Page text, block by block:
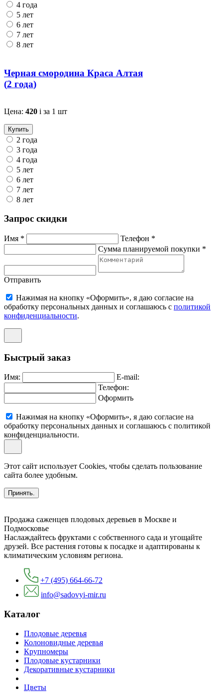
4 года
5 лет
6 лет
7 лет
8 лет
Черная смородина Краса Алтая
(2 года)
Цена: 420 i за 1 шт
Купить
2 года
3 года
4 года
5 лет
6 лет
7 лет
8 лет
Запрос скидки
Имя *
Телефон *
Сумма планируемой покупки *
Отправить
Нажимая на кнопку «Оформить», я даю согласие на
обработку персональных данных и соглашаюсь c политикой
конфиденциальности.
Быстрый заказ
Имя:
E-mail:
Телефон:
Оформить
Нажимая на кнопку «Оформить», я даю согласие на
обработку персональных данных и соглашаюсь c политикой
конфиденциальности.
Этот сайт использует Cookies, чтобы сделать пользование
сайта более удобным.
Принять.
Продажа саженцев плодовых деревьев в Москве и
Подмосковье
Наслаждайтесь фруктами с собственного сада и угощайте
друзей. Все растения готовы к посадке и адаптированы к
климатическим условиям региона.
+7 (495) 664-66-72
info@sadovyi-mir.ru
Каталог
Плодовые деревья
Колоновидные деревья
Крупномеры
Плодовые кустарники
Декоративные кустарники
Цветы